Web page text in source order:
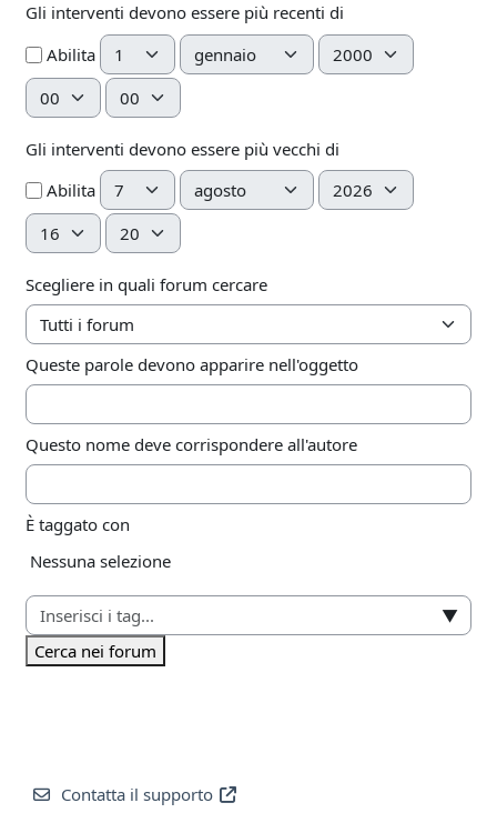
Gli interventi devono essere più recenti di
Abilita Giorno Mese
Anno
Ora
Minuto
Gli interventi devono essere più vecchi di
Abilita Giorno Mese
Anno
Ora
Minuto
Scegliere in quali forum cercare
Queste parole devono apparire nell'oggetto
Questo nome deve corrispondere all'autore
È taggato con
Elementi selezionati:
Nessuna selezione
▼
Cerca nei forum
Contatta il supporto